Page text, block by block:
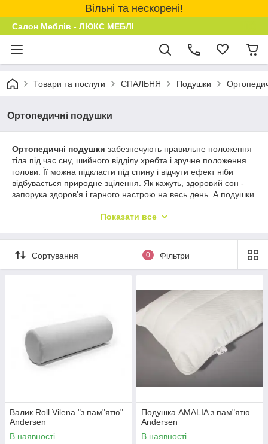
Вільні та нескорені!
Салон Меблів - ЛЮКС МЕБЛІ
Товари та послуги СПАЛЬНЯ Подушки
Ортопедичні подушки
Ортопедичні подушки забезпечують правильне положення
тіла під час сну, шийного відділу хребта і зручне положення
голови. Її можна підкласти під спину і відчути ефект ніби
відбувається природне зцілення. Як кажуть, здоровий сон -
запорука здоров'я і гарного настрою на весь день. А подушки
і для дорослих Ви можете, вибрав їх в нашому каталозі. Якщо
консультанти прийдуть Вам на допомогу. Ми професіонали,
тому знаємо все про нашої продукції. Відгуки покупців це
підтверджують. Фото наших «пухнастих» виробів, якби
Де купити ортопедичні подушки в
Показати все
Сортування 0 Фільтри
Валик Roll Vilena "з пам"ятю"
Аndersen
В наявності
Подушка AMALIA з пам"ятю
Andersen
В наявності